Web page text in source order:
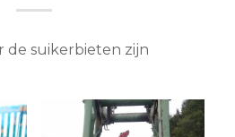
de suikerbieten zijn